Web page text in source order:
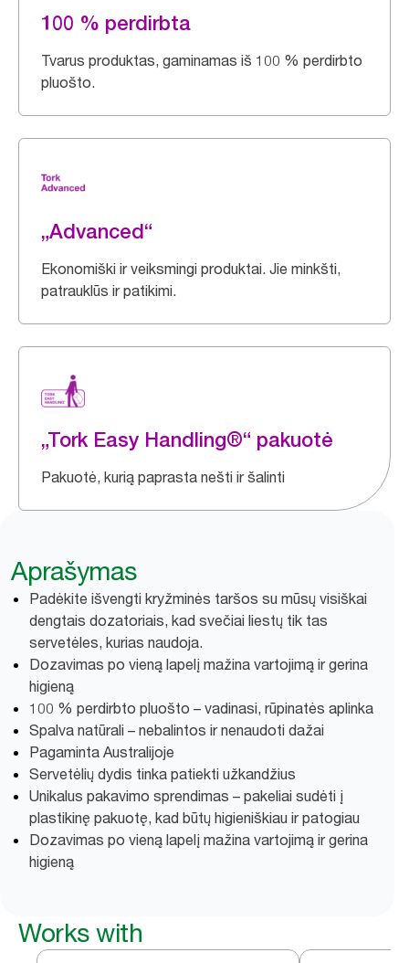
100 % perdirbta
Tvarus produktas, gaminamas iš 100 % perdirbto
pluošto.
„Advanced“
Ekonomiški ir veiksmingi produktai. Jie minkšti,
patrauklūs ir patikimi.
„Tork Easy Handling®“ pakuotė
Pakuotė, kurią paprasta nešti ir šalinti
Aprašymas
Padėkite išvengti kryžminės taršos su mūsų visiškai
dengtais dozatoriais, kad svečiai liestų tik tas
servetėles, kurias naudoja.
Dozavimas po vieną lapelį mažina vartojimą ir gerina
higieną
100 % perdirbto pluošto – vadinasi, rūpinatės aplinka
Spalva natūrali – nebalintos ir nenaudoti dažai
Pagaminta Australijoje
Servetėlių dydis tinka patiekti užkandžius
Unikalus pakavimo sprendimas – pakeliai sudėti į
plastikinę pakuotę, kad būtų higieniškiau ir patogiau
Dozavimas po vieną lapelį mažina vartojimą ir gerina
higieną
Works with